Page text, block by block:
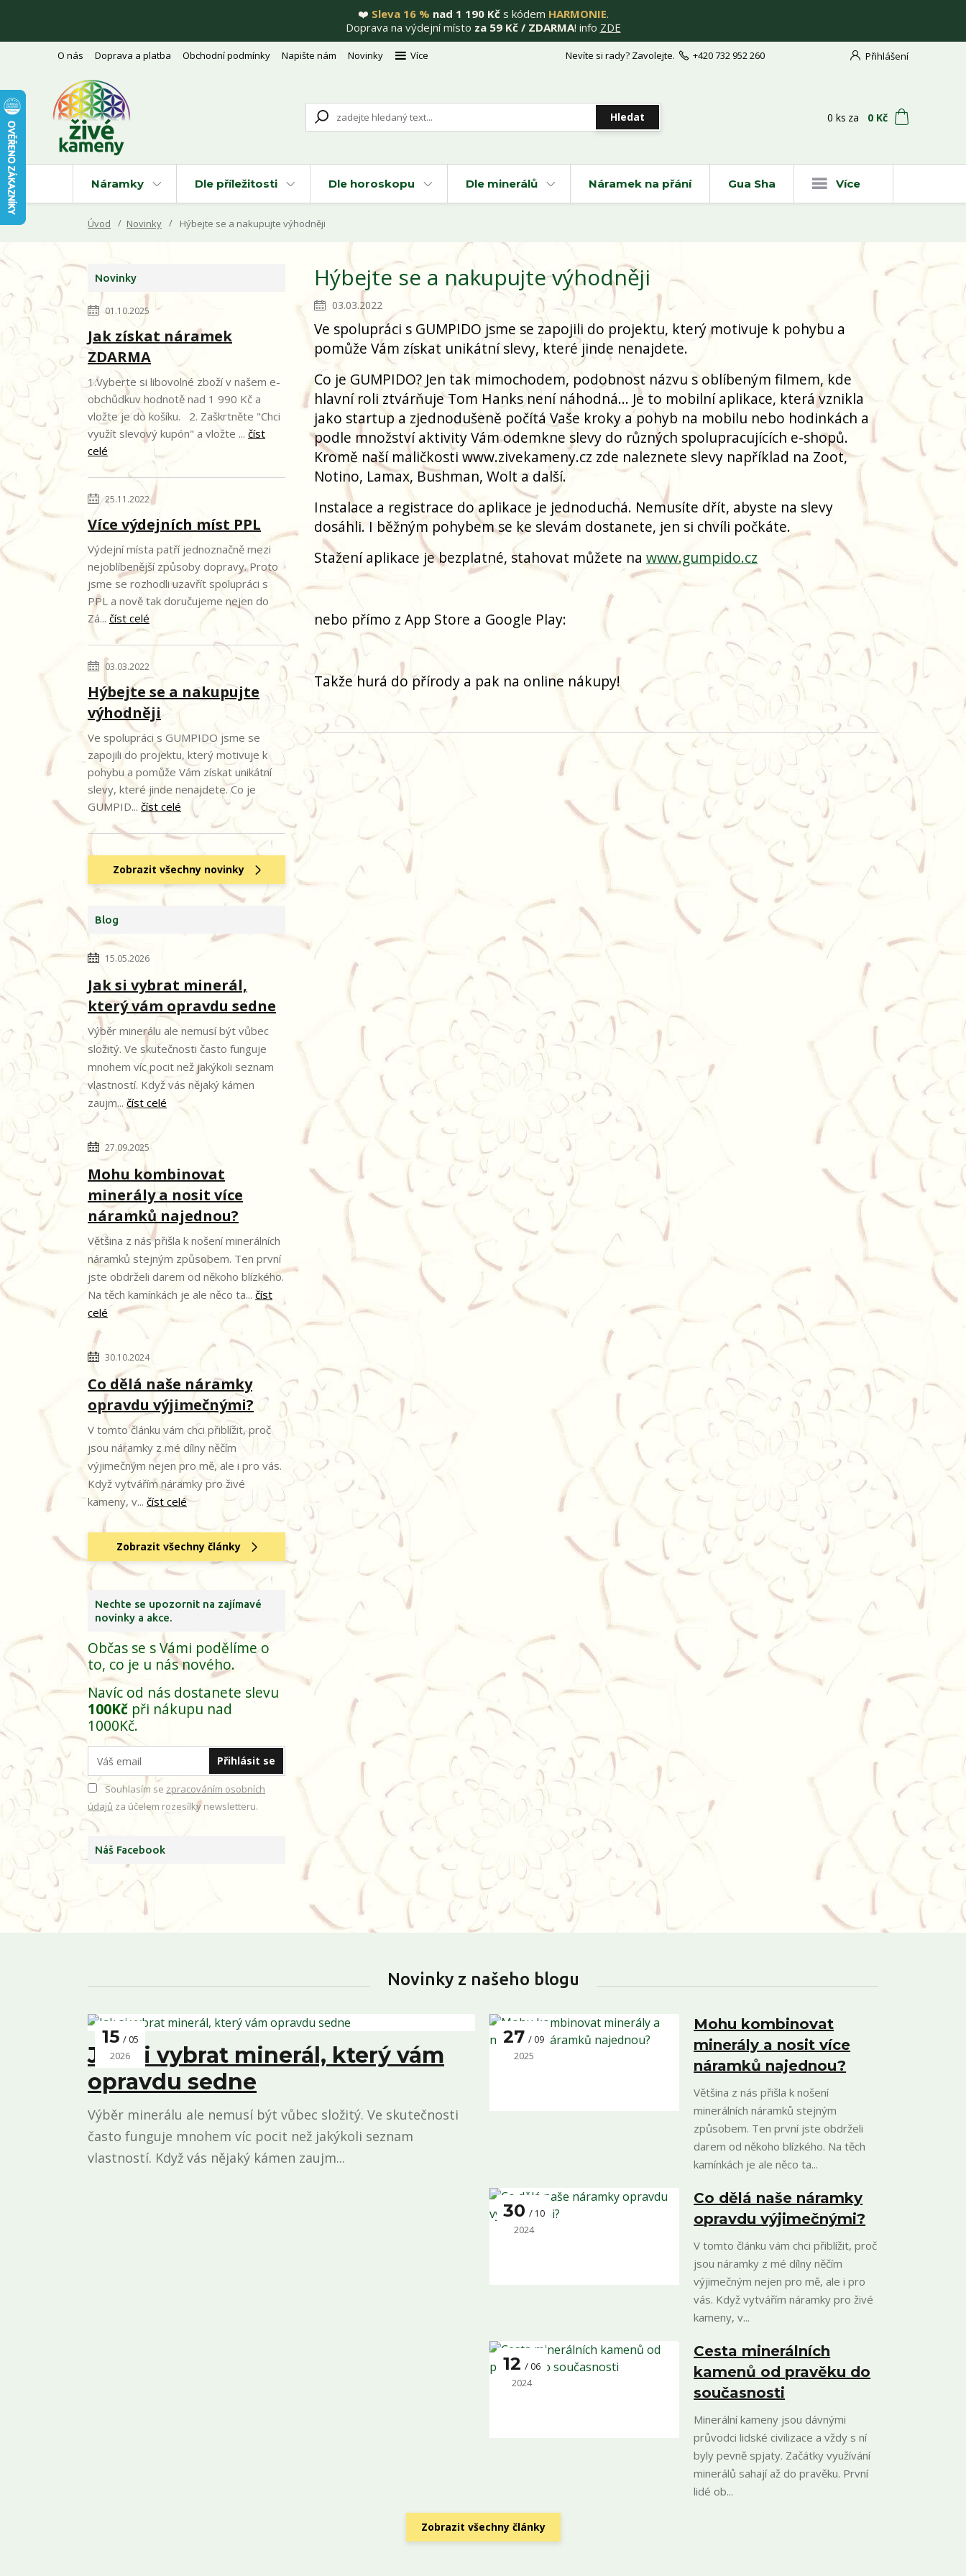
❤️ Sleva 16 % nad 1 190 Kčs kódem HARMONIE.
Doprava na výdejní místo za 59 Kč / ZDARMA! info ZDE
O nás Doprava a platba Obchodní podmínky Napište nám Novinky Více Přihlášení
Hledat
Nevíte si rady? Zavolejte. +420 732 952 260
0 ks za 0 Kč
Náramky Dle příležitosti Dle horoskopu Dle minerálů Náramek na přání Gua Sha Více
Úvod Novinky Hýbejte se a nakupujte výhodněji
Novinky
01.10.2025
Jak získat náramek
ZDARMA
1.Vyberte si libovolné zboží v našem e-
obchůdkuv hodnotě nad 1 990 Kč a
vložte je do košíku. 2. Zaškrtněte "Chci
využít slevový kupón" a vložte ... číst
celé
25.11.2022
Více výdejních míst PPL
Výdejní místa patří jednoznačně mezi
nejoblíbenější způsoby dopravy. Proto
jsme se rozhodli uzavřít spolupráci s
PPL a nově tak doručujeme nejen do
Zá... číst celé
03.03.2022
Hýbejte se a nakupujte
výhodněji
Ve spolupráci s GUMPIDO jsme se
zapojili do projektu, který motivuje k
pohybu a pomůže Vám získat unikátní
slevy, které jinde nenajdete. Co je
GUMPID... číst celé
Zobrazit všechny novinky
Blog
15.05.2026
Jak si vybrat minerál,
který vám opravdu sedne
Výběr minerálu ale nemusí být vůbec
složitý. Ve skutečnosti často funguje
mnohem víc pocit než jakýkoli seznam
vlastností. Když vás nějaký kámen
zaujm... číst celé
27.09.2025
Mohu kombinovat
minerály a nosit více
náramků najednou?
Většina z nás přišla k nošení minerálních
náramků stejným způsobem. Ten první
jste obdrželi darem od někoho blízkého.
Na těch kamínkách je ale něco ta... číst
celé
30.10.2024
Co dělá naše náramky
opravdu výjimečnými?
V tomto článku vám chci přiblížit, proč
jsou náramky z mé dílny něčím
výjimečným nejen pro mě, ale i pro vás.
Když vytvářím náramky pro živé
kameny, v... číst celé
Zobrazit všechny články
Nechte se upozornit na zajímavé
novinky a akce.
Občas se s Vámi podělíme o
to, co je u nás nového.
Navíc od nás dostanete slevu
100Kč při nákupu nad
1000Kč.
Přihlásit se
Souhlasím se zpracováním osobních
údajů za účelem rozesílky newsletteru.
Náš Facebook
Hýbejte se a nakupujte výhodněji
03.03.2022
Ve spolupráci s GUMPIDO jsme se zapojili do projektu, který motivuje k pohybu a
pomůže Vám získat unikátní slevy, které jinde nenajdete.
Co je GUMPIDO? Jen tak mimochodem, podobnost názvu s oblíbeným filmem, kde
hlavní roli ztvárňuje Tom Hanks není náhodná... Je to mobilní aplikace, která vznikla
jako startup a zjednodušeně počítá Vaše kroky a pohyb na mobilu nebo hodinkách a
podle množství aktivity Vám odemkne slevy do různých spolupracujících e-shopů.
Kromě naší maličkosti www.zivekameny.cz zde naleznete slevy například na Zoot,
Notino, Lamax, Bushman, Wolt a další.
Instalace a registrace do aplikace je jednoduchá. Nemusíte dřít, abyste na slevy
dosáhli. I běžným pohybem se ke slevám dostanete, jen si chvíli počkáte.
Stažení aplikace je bezplatné, stahovat můžete na www.gumpido.cz
nebo přímo z App Store a Google Play:
Takže hurá do přírody a pak na online nákupy!
Novinky z našeho blogu
15 05
2026
Jak si vybrat minerál, který vám
opravdu sedne
Výběr minerálu ale nemusí být vůbec složitý. Ve skutečnosti
často funguje mnohem víc pocit než jakýkoli seznam
vlastností. Když vás nějaký kámen zaujm...
27 09
2025
Mohu kombinovat
minerály a nosit více
náramků najednou?
Většina z nás přišla k nošení
minerálních náramků stejným
způsobem. Ten první jste obdrželi
darem od někoho blízkého. Na těch
kamínkách je ale něco ta...
30 10
2024
Co dělá naše náramky
opravdu výjimečnými?
V tomto článku vám chci přiblížit, proč
jsou náramky z mé dílny něčím
výjimečným nejen pro mě, ale i pro
vás. Když vytvářím náramky pro živé
kameny, v...
12 06
2024
Cesta minerálních
kamenů od pravěku do
současnosti
Minerální kameny jsou dávnými
průvodci lidské civilizace a vždy s ní
byly pevně spjaty. Začátky využívání
minerálů sahají až do pravěku. První
lidé ob...
Zobrazit všechny články